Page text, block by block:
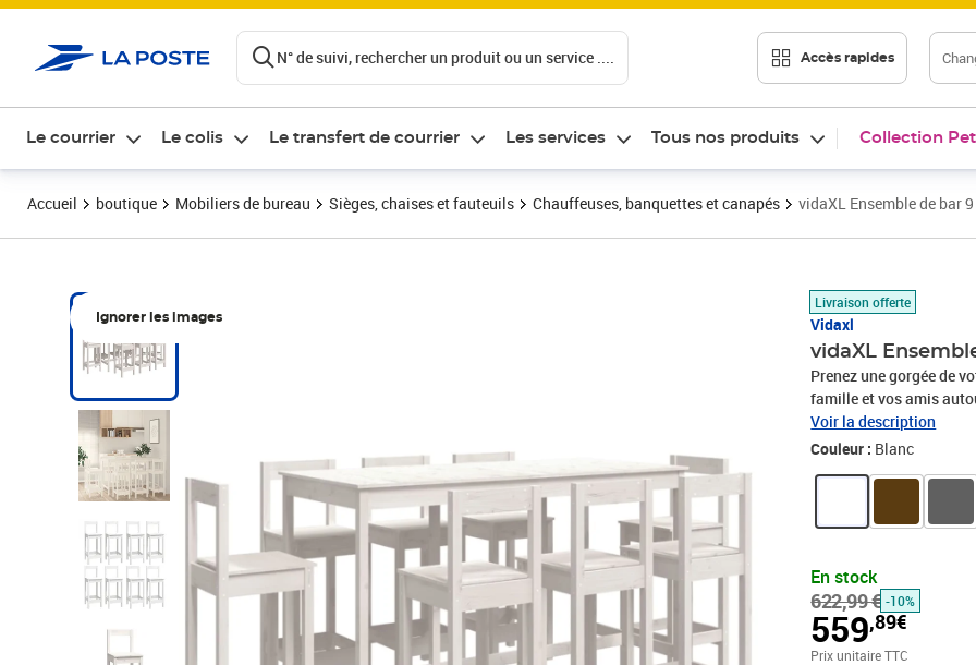
N° de suivi, rechercher un produit ou un service .... Accès rapides
Le courrier Le colis Le transfert de courrier Les services Tous nos produits Collection
Accueil boutique Mobiliers de bureau Sièges, chaises et fauteuils Chauffeuses, banquettes et canapés vidaXL Ensemble de bar
Ignorer les images
Livraison offerte
Vidaxl
vidaXL
Prenez une gorgée de
famille et vos amis
solide est un beau
donnent au matériau
montage dans la boîte
chaise de bar : 40 x 40
chaise de bar
Voir la description
Couleur : Blanc
En stock
622,99 €
Prix barré 622,99 €
-10%
559,89€
Prix 559,89€
Prix unitaire TTC